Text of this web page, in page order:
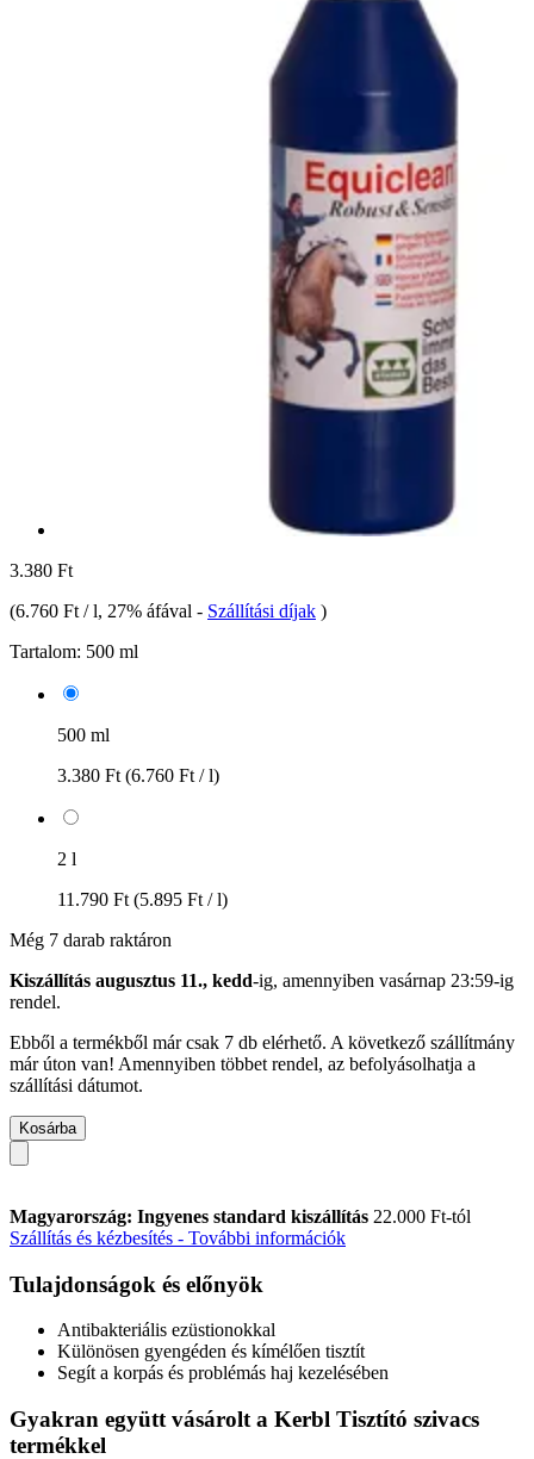
3.380 Ft
(6.760 Ft / l, 27% áfával - Szállítási díjak )
Tartalom: 500 ml
500 ml
3.380 Ft (6.760 Ft / l)
2 l
11.790 Ft (5.895 Ft / l)
Még 7 darab raktáron
Kiszállítás augusztus 11., kedd-ig, amennyiben vasárnap 23:59-ig
rendel.
Ebből a termékből már csak 7 db elérhető. A következő szállítmány
már úton van! Amennyiben többet rendel, az befolyásolhatja a
szállítási dátumot.
Kosárba
Magyarország: Ingyenes standard kiszállítás 22.000 Ft-tól
Szállítás és kézbesítés - További információk
Tulajdonságok és előnyök
Antibakteriális ezüstionokkal
Különösen gyengéden és kímélően tisztít
Segít a korpás és problémás haj kezelésében
Gyakran együtt vásárolt a Kerbl Tisztító szivacs
termékkel